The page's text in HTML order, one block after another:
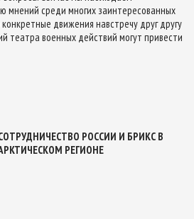
мнений среди многих заинтересованных
движения навстречу друг другу
театра военных действий могут привести
РОССИИ И БРИКС В
РЕГИОНЕ